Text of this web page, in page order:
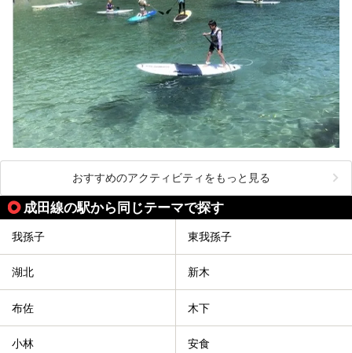
おすすめのアクティビティをもっと見る
成田線の駅から同じテーマで探す
我孫子 東我孫子
湖北 新木
布佐 木下
小林 安食